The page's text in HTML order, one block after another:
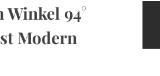
94°
Modern